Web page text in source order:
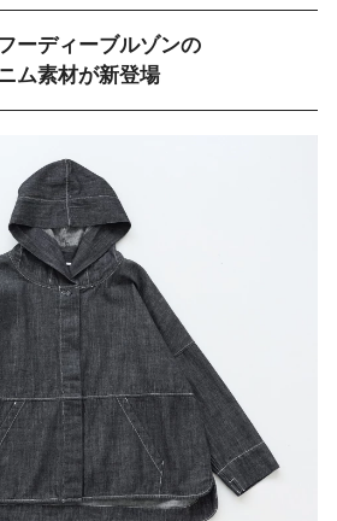
ーディーブルゾンの
ム素材が新登場